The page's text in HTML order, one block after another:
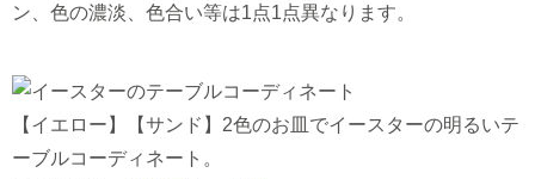
ン、色の濃淡、色合い等は1点1点異なります。
【イエロー】【サンド】2色のお皿でイースターの明るいテ
ーブルコーディネート。